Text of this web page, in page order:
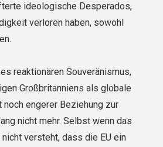
ideologische Desperados,
verloren haben, sowohl
reaktionären Souveränismus,
Großbritanniens als globale
noch engerer Beziehung zur
nicht mehr. Selbst wenn das
versteht, dass die EU ein